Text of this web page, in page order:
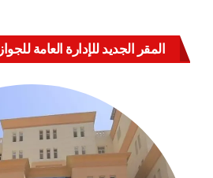
المقر الجديد للإدارة العامة